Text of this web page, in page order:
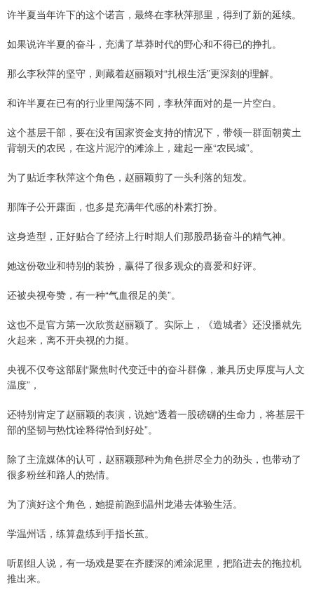
许半夏当年许下的这个诺言，最终在李秋萍那里，得到了新的延续。
如果说许半夏的奋斗，充满了草莽时代的野心和不得已的挣扎。
那么李秋萍的坚守，则藏着赵丽颖对“扎根生活”更深刻的理解。
和许半夏在已有的行业里闯荡不同，李秋萍面对的是一片空白。
这个基层干部，要在没有国家资金支持的情况下，带领一群面朝黄土
背朝天的农民，在这片泥泞的滩涂上，建起一座“农民城”。
为了贴近李秋萍这个角色，赵丽颖剪了一头利落的短发。
那阵子公开露面，也多是充满年代感的朴素打扮。
这身造型，正好贴合了经济上行时期人们那股昂扬奋斗的精气神。
她这份敬业和特别的装扮，赢得了很多观众的喜爱和好评。
还被央视夸赞，有一种“气血很足的美”。
这也不是官方第一次欣赏赵丽颖了。实际上，《造城者》还没播就先
火起来，离不开央视的力挺。
央视不仅夸这部剧“聚焦时代变迁中的奋斗群像，兼具历史厚度与人文
温度”，
还特别肯定了赵丽颖的表演，说她“透着一股磅礴的生命力，将基层干
部的坚韧与热忱诠释得恰到好处”。
除了主流媒体的认可，赵丽颖那种为角色拼尽全力的劲头，也带动了
很多粉丝和路人的热情。
为了演好这个角色，她提前跑到温州龙港去体验生活。
学温州话，练算盘练到手指长茧。
听剧组人说，有一场戏是要在齐腰深的滩涂泥里，把陷进去的拖拉机
推出来。